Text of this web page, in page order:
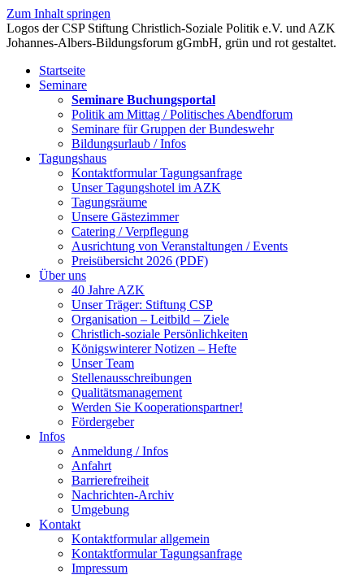
Zum Inhalt springen
Startseite
Seminare
Seminare Buchungsportal
Politik am Mittag / Politisches Abendforum
Seminare für Gruppen der Bundeswehr
Bildungsurlaub / Infos
Tagungshaus
Kontaktformular Tagungsanfrage
Unser Tagungshotel im AZK
Tagungsräume
Unsere Gästezimmer
Catering / Verpflegung
Ausrichtung von Veranstaltungen / Events
Preisübersicht 2026 (PDF)
Über uns
40 Jahre AZK
Unser Träger: Stiftung CSP
Organisation – Leitbild – Ziele
Christlich-soziale Persönlichkeiten
Königswinterer Notizen – Hefte
Unser Team
Stellenausschreibungen
Qualitätsmanagement
Werden Sie Kooperationspartner!
Fördergeber
Infos
Anmeldung / Infos
Anfahrt
Barrierefreiheit
Nachrichten-Archiv
Umgebung
Kontakt
Kontaktformular allgemein
Kontaktformular Tagungsanfrage
Impressum